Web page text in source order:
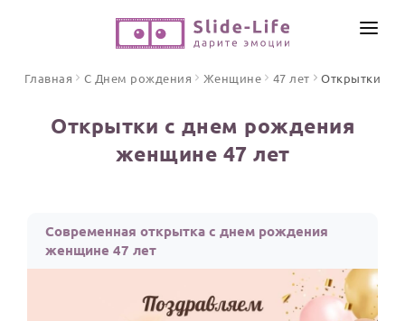
ПО ФОРМАТУ
Открытки
Стихи и тексты
ИНСТРУМЕНТЫ
ОТЗЫВЫ
Главная С Днем рождения Женщине 47 лет Открытки
Открытки с днем рождения
женщине 47 лет
Современная открытка с днем рождения
женщине 47 лет